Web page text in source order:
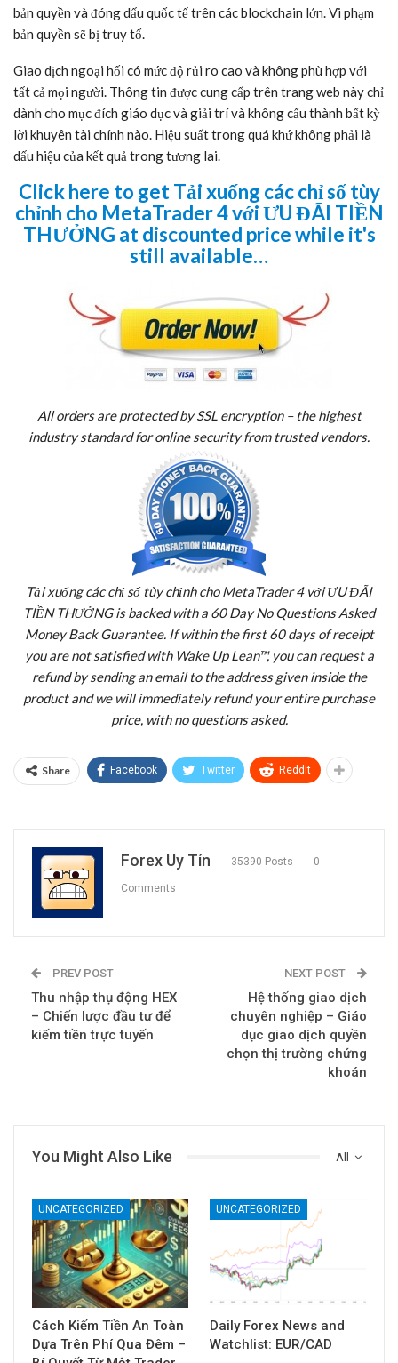
bản quyền và đóng dấu quốc tế trên các blockchain lớn. Vi phạm
bản quyền sẽ bị truy tố.
Giao dịch ngoại hối có mức độ rủi ro cao và không phù hợp với
tất cả mọi người. Thông tin được cung cấp trên trang web này chỉ
dành cho mục đích giáo dục và giải trí và không cấu thành bất kỳ
lời khuyên tài chính nào. Hiệu suất trong quá khứ không phải là
dấu hiệu của kết quả trong tương lai.
Click here to get Tải xuống các chỉ số tùy
chỉnh cho MetaTrader 4 với ƯU ĐÃI TIỀN
THƯỞNG at discounted price while it's
still available…
All orders are protected by SSL encryption – the highest
industry standard for online security from trusted vendors.
Tải xuống các chỉ số tùy chỉnh cho MetaTrader 4 với ƯU ĐÃI
TIỀN THƯỞNG is backed with a 60 Day No Questions Asked
Money Back Guarantee. If within the first 60 days of receipt
you are not satisfied with Wake Up Lean™, you can request a
refund by sending an email to the address given inside the
product and we will immediately refund your entire purchase
price, with no questions asked.
Share Facebook Twitter ReddIt
Forex Uy Tín 35390 Posts 0
Comments
PREV POST
Thu nhập thụ động HEX
– Chiến lược đầu tư để
kiếm tiền trực tuyến
NEXT POST
Hệ thống giao dịch
chuyên nghiệp – Giáo
dục giao dịch quyền
chọn thị trường chứng
khoán
All
You Might Also Like
UNCATEGORIZED
Cách Kiếm Tiền An Toàn
Dựa Trên Phí Qua Đêm –
UNCATEGORIZED
Daily Forex News and
Watchlist: EUR/CAD